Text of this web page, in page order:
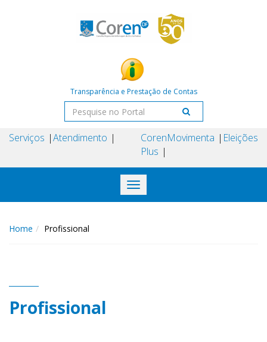
Transparência e Prestação de Contas
Serviços Atendimento
Coren
Plus
Movimenta Eleições
Toggle
navigation
Home Profissional
Profissional